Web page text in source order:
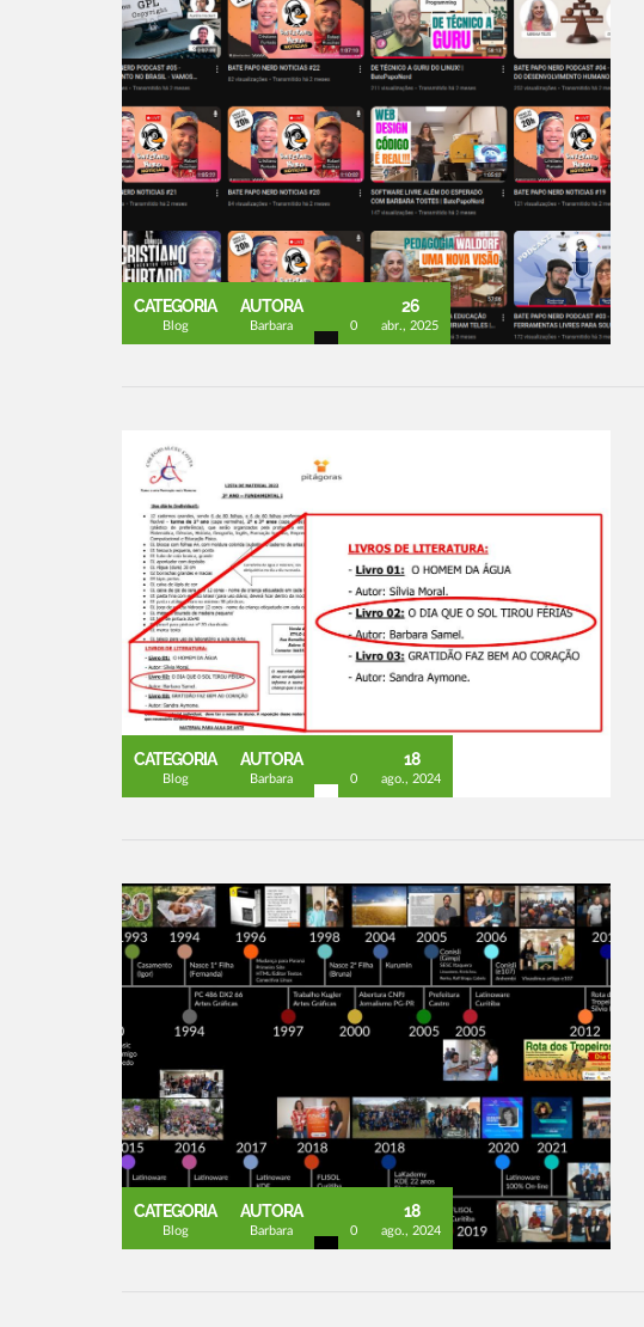
CATEGORIA
Blog
AUTORA
Barbara 0
26
abr., 2025
CATEGORIA
Blog
AUTORA
Barbara 0
18
ago., 2024
CATEGORIA
Blog
AUTORA
Barbara 0
18
ago., 2024